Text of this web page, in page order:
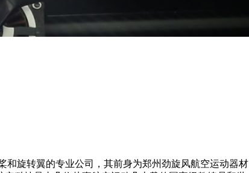
旋转翼的专业公司，其前身为郑州劲旋风航空运动器材